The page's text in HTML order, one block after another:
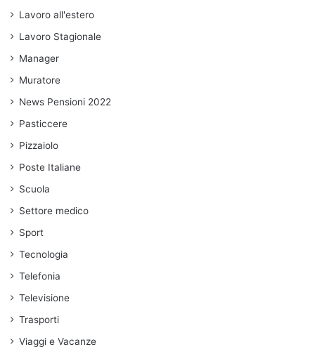
Lavoro all'estero
Lavoro Stagionale
Manager
Muratore
News Pensioni 2022
Pasticcere
Pizzaiolo
Poste Italiane
Scuola
Settore medico
Sport
Tecnologia
Telefonia
Televisione
Trasporti
Viaggi e Vacanze